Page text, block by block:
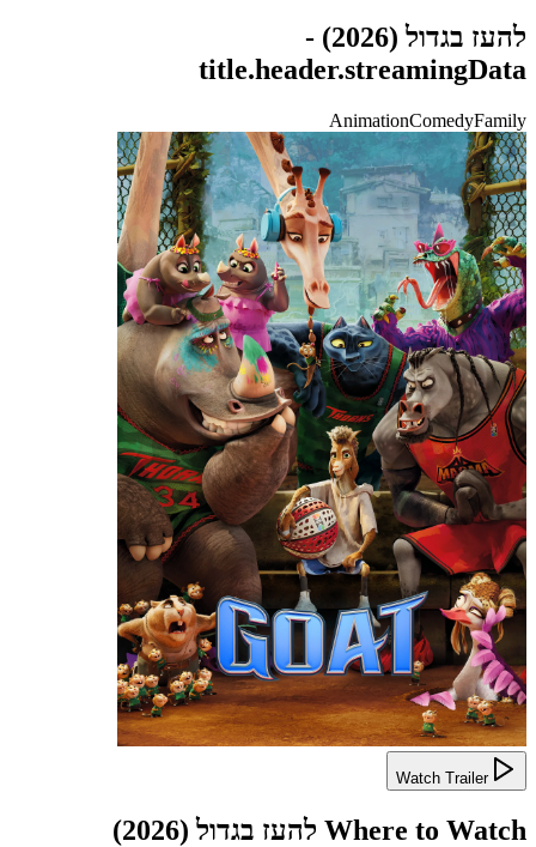
להעז בגדול(
2026
) -
title.header.streamingData
AnimationComedyFamily
Watch Trailer
Where to Watch להעז בגדול(
2026
)